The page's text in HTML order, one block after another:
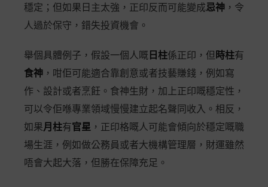
穩定；但如果日主太強，正印反而可能變成忌神 ，令
人過於保守，錯失投資機會。
舉個具體例子，假設一個人嘅 日柱係正印，但 時柱有
食神 ，咁佢可能適合靠創意或者技藝賺錢，例如寫
作、設計或者烹飪。食神生財，加上正印嘅穩定性，
可以令佢喺專業領域慢慢建立起名聲同收入。相反，
如果月柱有官星 ，正印格嘅人可能會傾向於穩定嘅職
場生涯，例如做公務員或者大機構管理層，財運雖然
唔會大起大落，但勝在保障充足。